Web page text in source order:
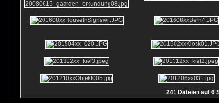
241 Dateien auf 6